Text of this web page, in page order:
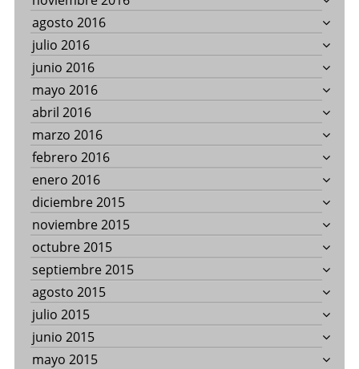
agosto 2016
julio 2016
junio 2016
mayo 2016
abril 2016
marzo 2016
febrero 2016
enero 2016
diciembre 2015
noviembre 2015
octubre 2015
septiembre 2015
agosto 2015
julio 2015
junio 2015
mayo 2015